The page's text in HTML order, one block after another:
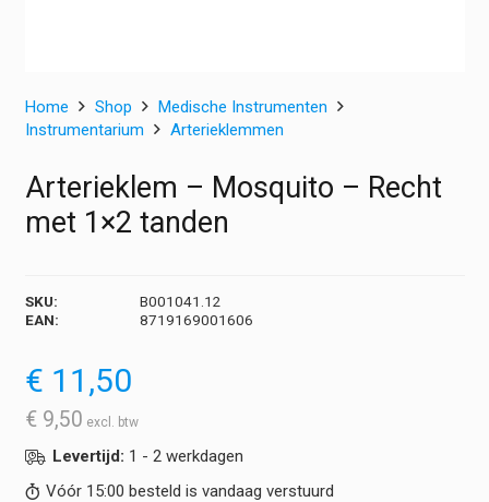
Home Shop
Medische Instrumenten
Instrumentarium
Arterieklemmen
Arterieklem – Mosquito – Recht
met 1×2 tanden
SKU:
B001041.12
EAN:
8719169001606
€ 11,50
€ 9,50
Levertijd: 1 - 2 werkdagen
Vóór 15:00 besteld is vandaag verstuurd